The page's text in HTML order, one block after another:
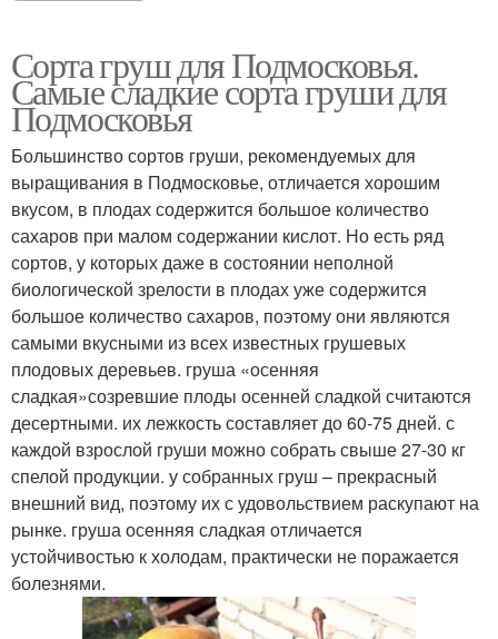
Сорта груш для Подмосковья.
Самые сладкие сорта груши для
Подмосковья
Большинство сортов груши, рекомендуемых для
выращивания в Подмосковье, отличается хорошим
вкусом, в плодах содержится большое количество
сахаров при малом содержании кислот. Но есть ряд
сортов, у которых даже в состоянии неполной
биологической зрелости в плодах уже содержится
большое количество сахаров, поэтому они являются
самыми вкусными из всех известных грушевых
плодовых деревьев. груша «осенняя
сладкая»созревшие плоды осенней сладкой считаются
десертными. их лежкость составляет до 60-75 дней. с
каждой взрослой груши можно собрать свыше 27-30 кг
спелой продукции. у собранных груш – прекрасный
внешний вид, поэтому их с удовольствием раскупают на
рынке. груша осенняя сладкая отличается
устойчивостью к холодам, практически не поражается
болезнями.